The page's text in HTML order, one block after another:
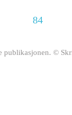
84
publikasjonen. ©